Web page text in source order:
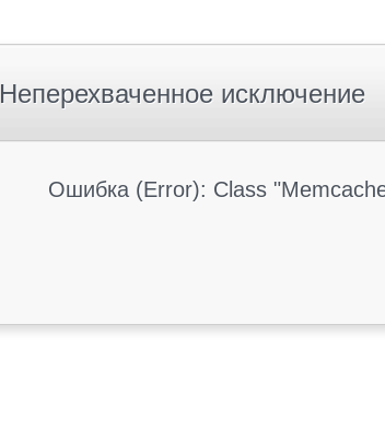
Неперехваченное исключение
Ошибка (Error): Class